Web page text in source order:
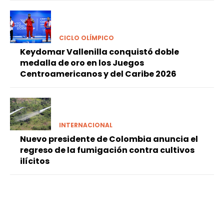
CICLO OLÍMPICO
Keydomar Vallenilla conquistó doble
medalla de oro en los Juegos
Centroamericanos y del Caribe 2026
INTERNACIONAL
Nuevo presidente de Colombia anuncia el
regreso de la fumigación contra cultivos
ilícitos